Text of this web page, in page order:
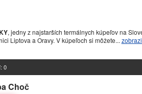
, jedny z najstarších termálnych kúpeľov na
Liptova a Oravy. V kúpeľoch si môžete...
0
Choč